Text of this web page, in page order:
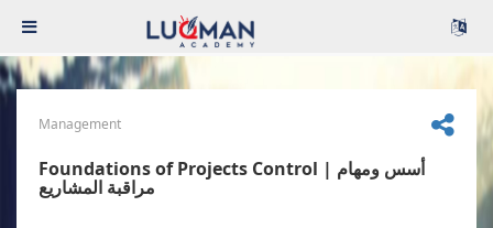
Management
Foundations of Projects Control | أسس ومهام
مراقبة المشاريع